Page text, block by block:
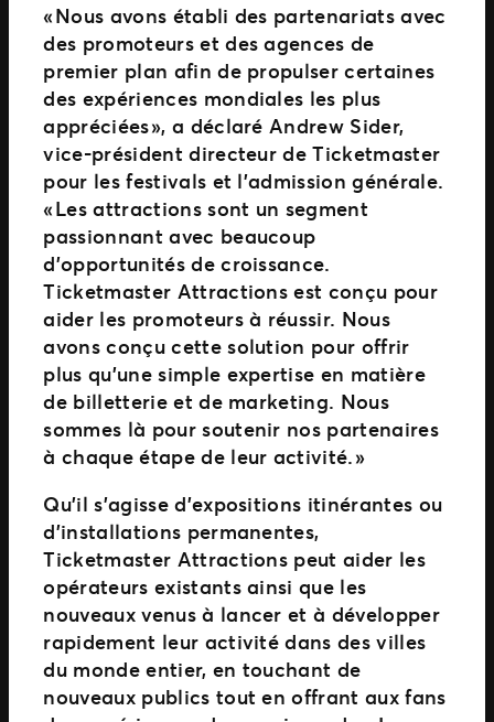
« Nous avons établi des partenariats avec
des promoteurs et des agences de
premier plan afin de propulser certaines
des expériences mondiales les plus
appréciées », a déclaré Andrew Sider,
vice-président directeur de Ticketmaster
pour les festivals et l’admission générale.
« Les attractions sont un segment
passionnant avec beaucoup
d’opportunités de croissance.
Ticketmaster Attractions est conçu pour
aider les promoteurs à réussir. Nous
avons conçu cette solution pour offrir
plus qu’une simple expertise en matière
de billetterie et de marketing. Nous
sommes là pour soutenir nos partenaires
à chaque étape de leur activité. »
Qu’il s’agisse d’expositions itinérantes ou
d’installations permanentes,
Ticketmaster Attractions peut aider les
opérateurs existants ainsi que les
nouveaux venus à lancer et à développer
rapidement leur activité dans des villes
du monde entier, en touchant de
nouveaux publics tout en offrant aux fans